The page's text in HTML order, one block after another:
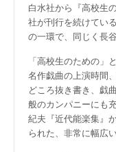
白水社から『高校生
社が刊行を続けている
の一環で、同じく長
「高校生のための」
名作戯曲の上演時間
どころ抜き書き、戯
般のカンパニーにも
紀夫『近代能楽集』
られた、非常に幅広